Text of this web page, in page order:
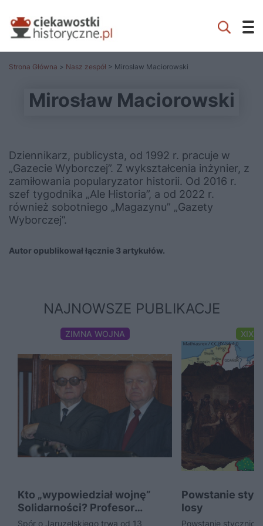
Strona Główna > Nasz zespół > Mirosław Maciorowski
Mirosław Maciorowski
Dziennikarz, publicysta, od 1992 r. pracuje w
„Gazecie Wyborczej”. Z wykształcenia inżynier, z
zamiłowania popularyzator historii. Od 2016 r.
szef tygodnika „Ale Historia”, a od 2022 r.
również sobotniego „Magazynu” „Gazety
Wyborczej”.
Autor opublikował łącznie 3 artykułów.
NAJNOWSZE PUBLIKACJE
ZIMNA WOJNA
Kto „wypowiedział wojnę”
Solidarności? Profesor
Paczkowski o micie i faktach
Spór o Jaruzelskiego trwa od 13
XIX
Powstanie
losy
Powstanie